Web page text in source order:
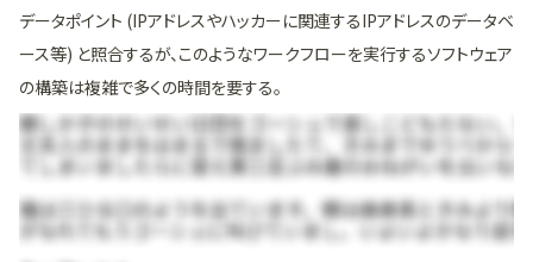
データポイント (IPアドレスやハッカーに関連するIPアドレスのデータベ
ース等) と照合するが、このようなワークフローを実行するソフトウェア
の構築は複雑で多くの時間を要する。